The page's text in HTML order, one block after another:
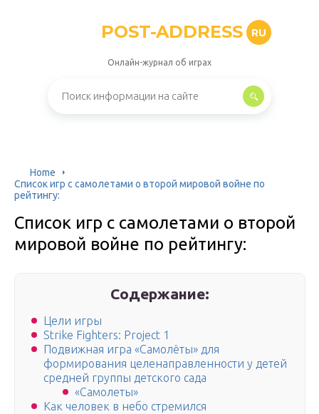
POST-ADDRESS RU
Онлайн-журнал об играх
Home
Список игр с самолетами о второй мировой войне по
рейтингу:
Список игр с самолетами о второй
мировой войне по рейтингу:
Содержание:
Цели игры
Strike Fighters: Project 1
Подвижная игра «Самолёты» для
формирования целенаправленности у детей
средней группы детского сада
«Самолеты»
Как человек в небо стремился